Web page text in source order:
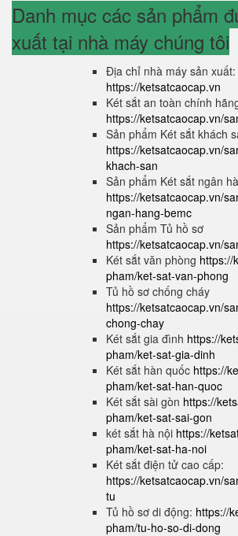
Danh mục các sản phẩm
xuất tại nhà máy chúng tôi
Địa chỉ nhà máy sản xuất:
https://ketsatcaocap.vn
Két sắt an toàn chính
https://ketsatcaocap.vn/
Sản phẩm Két sắt khách
https://ketsatcaocap.vn/
khach-san
Sản phẩm Két sắt ngân
https://ketsatcaocap.vn/
ngan-hang-bemc
Sản phẩm Tủ hồ sơ
https://ketsatcaocap.vn/
Két sắt văn phòng https://
pham/ket-sat-van-phong
Tủ hồ sơ chống cháy
https://ketsatcaocap.vn/
chong-chay
Két sắt gia đình https://
pham/ket-sat-gia-dinh
Két sắt hàn quốc https://
pham/ket-sat-han-quoc
Két sắt sài gòn https://
pham/ket-sat-sai-gon
két sắt hà nội https://
pham/ket-sat-ha-noi
Két sắt điện tử cao cấp:
https://ketsatcaocap.vn/
tu
Tủ hồ sơ di động: https://
pham/tu-ho-so-di-dong